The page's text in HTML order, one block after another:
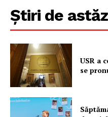
Știri de
USR a
se